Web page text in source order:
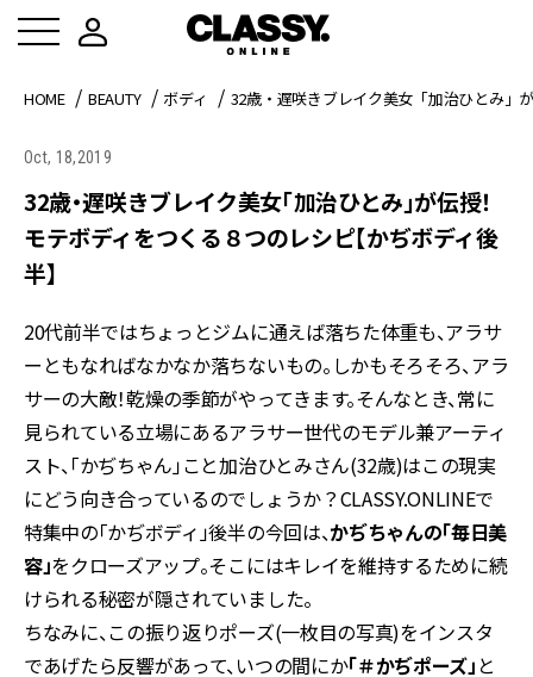
HOME BEAUTY ボディ 32歳・遅咲きブレイク美女「加治ひとみ」
Oct, 18,2019
32歳・遅咲きブレイク美女「加治ひとみ」が伝授！
モテボディをつくる８つのレシピ【かぢボディ後
半】
20代前半ではちょっとジムに通えば落ちた体重も、アラサ
ーともなればなかなか落ちないもの。しかもそろそろ、アラ
サーの大敵！乾燥の季節がやってきます。そんなとき、常に
見られている立場にあるアラサー世代のモデル兼アーティ
スト、「かぢちゃん」こと加治ひとみさん(32歳)はこの現実
にどう向き合っているのでしょうか？CLASSY.ONLINEで
特集中の「かぢボディ」後半の今回は、かぢちゃんの「毎日美
容」をクローズアップ。そこにはキレイを維持するために続
けられる秘密が隠されていました。
ちなみに、この振り返りポーズ(一枚目の写真)をインスタ
であげたら反響があって、いつの間にか「＃かぢポーズ」 と